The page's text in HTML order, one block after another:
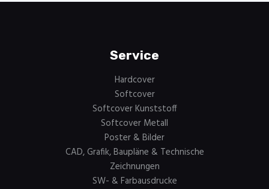
Service
Hardcover
Softcover
Softcover Kunststoff
Softcover Metall
Poster & Bilder
CAD, Grafik, Baupläne & Technische
Zeichnungen
SW- & Farbausdrucke